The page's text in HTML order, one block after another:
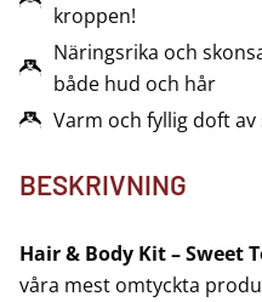
BESKRIVNING
Hair & Body Kit – Sweet
våra mest omtyckta
kroppen!
Näringsrika och
både hud och hår
Varm och fyllig doft